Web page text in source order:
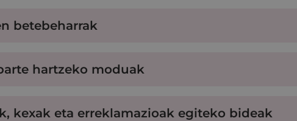
betebeharrak
hartzeko moduak
kexak eta erreklamazioak egiteko bideak